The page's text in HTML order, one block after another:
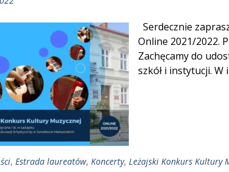
Serdecznie
Online 2021/2022.
Zachęcamy do
szkół i instytucji.
, Estrada laureatów, Koncerty, Leżajski Konkurs Kultury